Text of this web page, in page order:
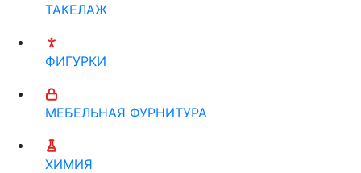
ТАКЕЛАЖ
ФИГУРКИ
МЕБЕЛЬНАЯ ФУРНИТУРА
ХИМИЯ